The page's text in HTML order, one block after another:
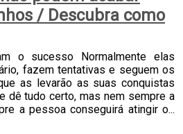
/ Descubra como
o sucesso Normalmente elas
fazem tentativas e seguem os
as levarão as suas conquistas
dê tudo certo, mas nem sempre a
a pessoa conseguirá atingir o...